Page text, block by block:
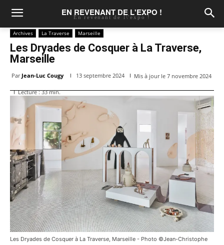
EN REVENANT DE L'EXPO !
En revenant de l\'expo !
Archives La Traverse Marseille
Les Dryades de Cosquer à La Traverse,
Marseille
Par Jean-Luc Cougy 13 septembre 2024 Mis à jour le 7 novembre 2024
Lecture :33min.
Les Dryades de Cosquer à La Traverse, Marseille - Photo ©Jean-Christophe